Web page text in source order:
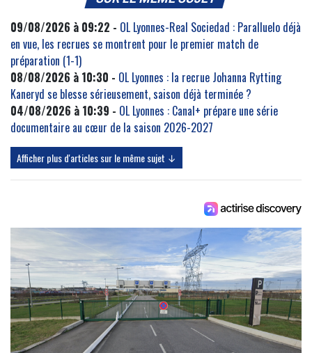
09/08/2026 à 09:22 - OL Lyonnes-Real Sociedad : Paralluelo déjà
en vue, les recrues se montrent pour le premier match de
préparation (1-1)
08/08/2026 à 10:30 - OL Lyonnes : la recrue Johanna Rytting
Kaneryd se blesse sérieusement, saison déjà terminée ?
04/08/2026 à 10:39 - OL Lyonnes : Canal+ prépare une série
documentaire au cœur de la saison 2026-2027
Afficher plus d'articles sur le même sujet ↓